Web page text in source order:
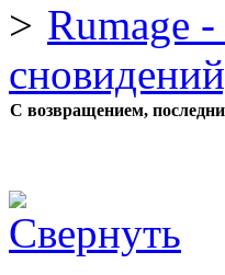
Rumage
С возвращением,